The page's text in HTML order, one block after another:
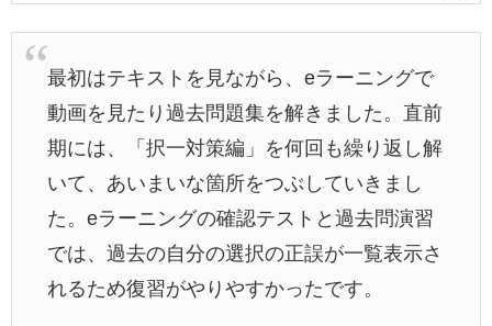
最初はテキストを見ながら、eラーニングで
動画を見たり過去問題集を解きました。直前
期には、「択一対策編」を何回も繰り返し解
いて、あいまいな箇所をつぶしていきまし
た。eラーニングの確認テストと過去問演習
では、過去の自分の選択の正誤が一覧表示さ
れるため復習がやりやすかったです。